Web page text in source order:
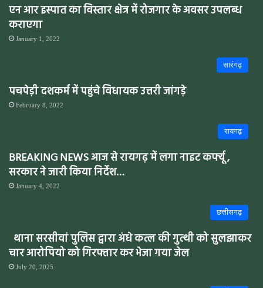
एन आर इस्पात का विस्तार क्षेत्र में रोजगार के अवसर उपलब्ध
कराएगा
January 1, 2022
सारंगढ़
पचपेड़ी दशकर्म में पहुंचे विधायक उत्तरी जांगड़े
February 8, 2022
रायगढ़
BREAKING NEWS आज से रायगढ़ में लगा नाइट कर्फ्यू ,
सरकार ने जारी किया निर्देश…
January 4, 2022
छत्तीसगढ़
थाना सरसीवां पुलिस द्वारा अंधे कत्ल की गुत्थी को सुलझाकर
चार आरोपियो को गिरफ्तार कर भेजा गया जेल
July 20, 2025